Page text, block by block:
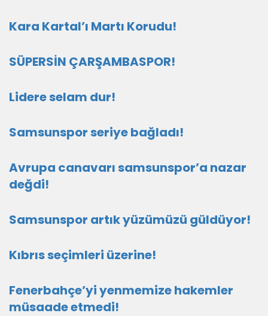
Kara Kartal’ı Martı Korudu!
SÜPERSİN ÇARŞAMBASPOR!
Lidere selam dur!
Samsunspor seriye bağladı!
Avrupa canavarı samsunspor’a nazar
değdi!
Samsunspor artık yüzümüzü güldüyor!
Kıbrıs seçimleri üzerine!
Fenerbahçe’yi yenmemize hakemler
müsaade etmedi!